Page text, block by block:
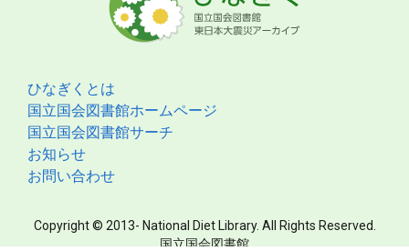
ひなぎくとは
国立国会図書館ホームページ
国立国会図書館サーチ
お知らせ
お問い合わせ
Copyright © 2013- National Diet Library. All Rights Reserved.